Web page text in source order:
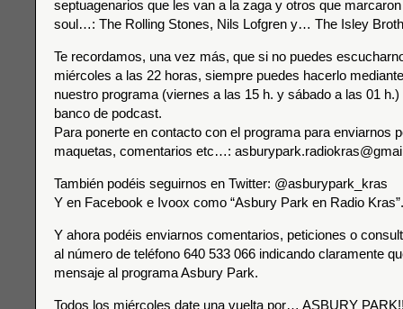
septuagenarios que les van a la zaga y otros que
soul…: The Rolling Stones, Nils Lofgren y… The Isley
Te recordamos, una vez más, que si no puedes
miércoles a las 22 horas, siempre puedes hacerlo
nuestro programa (viernes a las 15 h. y sábado a las 01
banco de podcast.
Para ponerte en contacto con el programa para enviarnos
maquetas, comentarios etc…:
También podéis seguirnos en Twitter: @asburypark_kras
Y en Facebook e Ivoox como “Asbury Park en Radio Kras”.
Y ahora podéis enviarnos comentarios, peticiones o
al número de teléfono 640 533 066 indicando claramente
mensaje al programa Asbury Park.
Todos los miércoles date una vuelta por… ASBURY